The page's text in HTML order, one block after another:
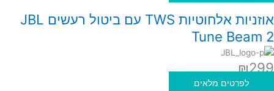
אוזניות אלחוטיות TWS עם ביטול רעשים JBL
Tune Beam 2
₪299
לפרטים מלאים